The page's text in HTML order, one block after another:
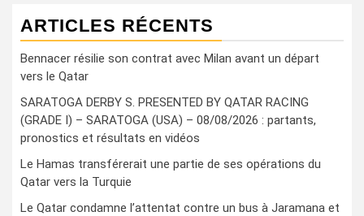
ARTICLES RÉCENTS
Bennacer résilie son contrat avec Milan avant un départ
vers le Qatar
SARATOGA DERBY S. PRESENTED BY QATAR RACING
(GRADE I) – SARATOGA (USA) – 08/08/2026 : partants,
pronostics et résultats en vidéos
Le Hamas transférerait une partie de ses opérations du
Qatar vers la Turquie
Le Qatar condamne l’attentat contre un bus à Jaramana et